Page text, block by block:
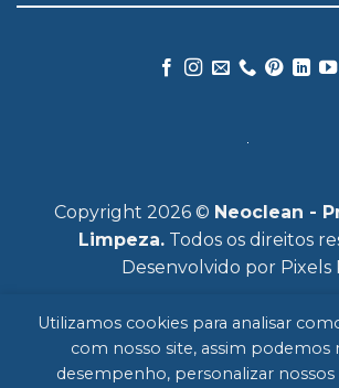
Copyright 2026 © Neoclean -
Limpeza.Todos os direitos
Desenvolvido por Pixels
Utilizamos cookies para analisar
com nosso site, assim podemos
desempenho, personalizar